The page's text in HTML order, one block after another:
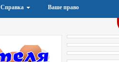
Справка Ваше право